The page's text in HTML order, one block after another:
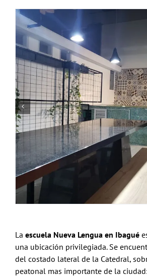
La escuela Nueva Lengua en Ibagué
una ubicación privilegiada. Se
del costado lateral de la Catedral,
peatonal mas importante de la